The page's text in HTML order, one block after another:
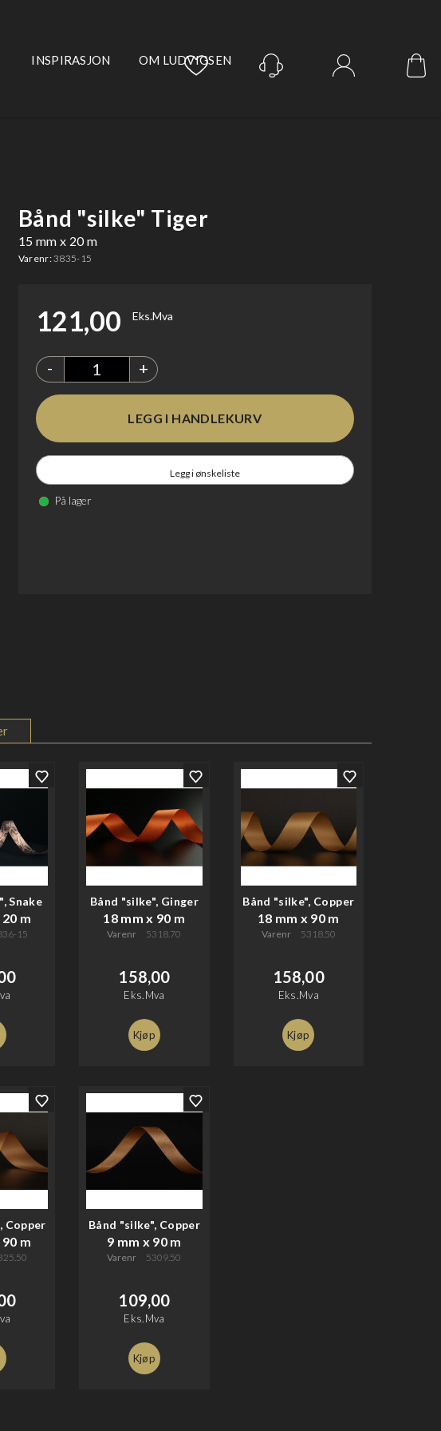
INSPIRASJON OM LUDVIGSEN
Bånd "silke" Tiger
15 mm x 20 m
Varenr:3835-15
121,00 Eks.Mva
- +
Legg i ønskeliste
På lager
Snake
m
15
Bånd "silke", Ginger
18 mm x 90 m
Varenr 5318.70
158,00
Eks.Mva
Kjøp
Bånd "silke", Copper
18 mm x 90 m
Varenr 5318.50
158,00
Eks.Mva
Kjøp
Copper
m
Bånd "silke", Copper
9 mm x 90 m
Varenr 5309.50
109,00
Eks.Mva
Kjøp